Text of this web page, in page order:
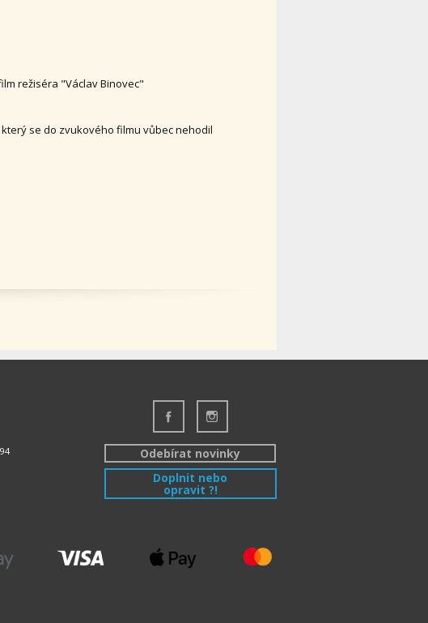
režiséra "Václav Binovec"
se do zvukového filmu vůbec nehodil
Odebírat novinky
Doplnit nebo
opravit ?!